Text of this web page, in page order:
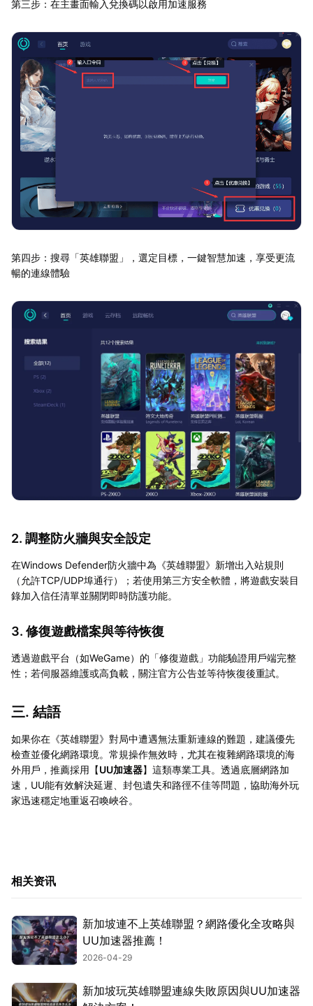
第三步：在主畫面輸入兌換碼以啟用加速服務
第四步：搜尋「英雄聯盟」，選定目標，一鍵智慧加速，享受更流
暢的連線體驗
2. 調整防火牆與安全設定
在Windows Defender防火牆中為《英雄聯盟》新增出入站規則
（允許TCP/UDP埠通行）；若使用第三方安全軟體，將遊戲安裝目
錄加入信任清單並關閉即時防護功能。
3. 修復遊戲檔案與等待恢復
透過遊戲平台（如WeGame）的「修復遊戲」功能驗證用戶端完整
性；若伺服器維護或高負載，關注官方公告並等待恢復後重試。
三. 結語
如果你在《英雄聯盟》對局中遭遇無法重新連線的難題，建議優先
檢查並優化網路環境。常規操作無效時，尤其在複雜網路環境的海
外用戶，推薦採用【UU加速器】這類專業工具。透過底層網路加
速，UU能有效解決延遲、封包遺失和路徑不佳等問題，協助海外玩
家迅速穩定地重返召喚峽谷。
相关资讯
新加坡連不上英雄聯盟？網路優化全攻略與
UU加速器推薦！
2026-04-29
新加坡玩英雄聯盟連線失敗原因與UU加速器